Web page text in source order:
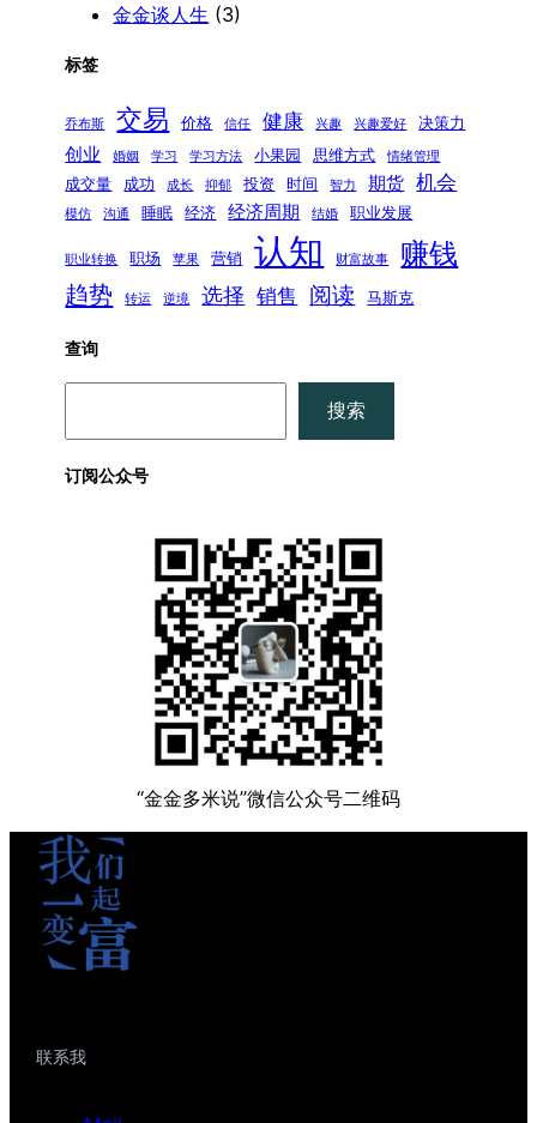
金金谈人生 (3)
标签
乔布斯 交易 价格 信任 健康 兴趣 兴趣爱好 决策力
创业 婚姻 学习 学习方法 小果园 思维方式 情绪管理
成交量 成功 成长 抑郁 投资 时间 智力 期货 机会
模仿 沟通 睡眠 经济 经济周期 结婚 职业发展
职业转换 职场 苹果 营销 认知 财富故事 赚钱
趋势 转运 逆境 选择 销售 阅读 马斯克
查询
搜索
订阅公众号
“金金多米说”微信公众号二维码
联系我